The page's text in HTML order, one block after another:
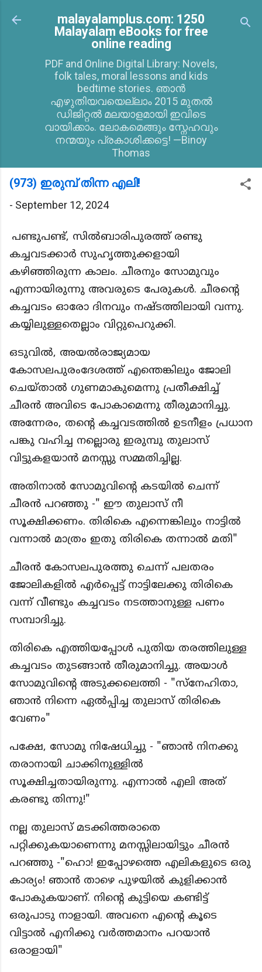
Skip to main content
malayalamplus.com: 1250
Malayalam eBooks for free
online reading
PDF and Online Digital Library: Novels,
folk tales, moral lessons and kids
bedtime stories. ഞാൻ
എഴുതിയവയെല്ലാം 2015 മുതൽ
ഡിജിറ്റൽ മലയാളമായി ഇവിടെ
വായിക്കാം. ലോകമെങ്ങും സ്നേഹവും
നന്മയും പ്രകാശിക്കട്ടെ! —Binoy
Thomas
(973) ഇരുമ്പ് തിന്ന എലി!
- September 12, 2024
പണ്ടുപണ്ട്, സിൽബാരിപുരത്ത് രണ്ടു
കച്ചവടക്കാർ സുഹൃത്തുക്കളായി
കഴിഞ്ഞിരുന്ന കാലം. ചീരനും സോമുവും
എന്നായിരുന്നു അവരുടെ പേരുകൾ. ചീരൻ്റെ
കച്ചവടം ഓരോ ദിനവും നഷ്ടത്തിലായി വന്നു.
കയ്യിലുള്ളതെല്ലാം വിറ്റുപെറുക്കി.
ഒടുവിൽ, അയൽരാജ്യമായ
കോസലപുരംദേശത്ത് എന്തെങ്കിലും ജോലി
ചെയ്താൽ ഗുണമാകുമെന്നു പ്രതീക്ഷിച്ച്
ചീരൻ അവിടെ പോകാമെന്നു തീരുമാനിച്ചു.
അന്നേരം, തൻ്റെ കച്ചവടത്തിൽ ഉടനീളം പ്രധാന
പങ്കു വഹിച്ച നല്ലൊരു ഇരുമ്പു തുലാസ്
വിട്ടുകളയാൻ മനസ്സു സമ്മതിച്ചില്ല.
അതിനാൽ സോമുവിൻ്റെ കടയിൽ ചെന്ന്
ചീരൻ പറഞ്ഞു -" ഈ തുലാസ് നീ
സൂക്ഷിക്കണം. തിരികെ എന്നെങ്കിലും നാട്ടിൽ
വന്നാൽ മാത്രം ഇതു തിരികെ തന്നാൽ മതി"
ചീരൻ കോസലപുരത്തു ചെന്ന് പലതരം
ജോലികളിൽ എർപ്പെട്ട് നാട്ടിലേക്കു തിരികെ
വന്ന് വീണ്ടും കച്ചവടം നടത്താനുള്ള പണം
സമ്പാദിച്ചു.
തിരികെ എത്തിയപ്പോൾ പുതിയ തരത്തിലുള്ള
കച്ചവടം തുടങ്ങാൻ തീരുമാനിച്ചു. അയാൾ
സോമുവിൻ്റെ അടുക്കലെത്തി - "സ്നേഹിതാ,
ഞാൻ നിന്നെ ഏൽപ്പിച്ച തുലാസ് തിരികെ
വേണം"
പക്ഷേ, സോമു നിഷേധിച്ചു - "ഞാൻ നിനക്കു
തരാനായി ചാക്കിനുള്ളിൽ
സൂക്ഷിച്ചതായിരുന്നു. എന്നാൽ എലി അത്
കരണ്ടു തിന്നു!"
നല്ല തുലാസ് മടക്കിത്തരാതെ
പറ്റിക്കുകയാണെന്നു മനസ്സിലായിട്ടും ചീരൻ
പറഞ്ഞു -"ഹൊ! ഇപ്പോഴത്തെ എലികളുടെ ഒരു
കാര്യം! ഞാൻ താഴെ പുഴയിൽ കുളിക്കാൻ
പോകുകയാണ്. നിൻ്റെ കുട്ടിയെ കണ്ടിട്ട്
ഒരുപാടു നാളായി. അവനെ എൻ്റെ കൂടെ
വിട്ടാൽ എനിക്കു വർത്തമാനം പറയാൻ
ഒരാളായി"